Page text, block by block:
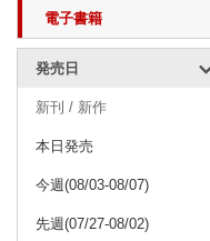
電子書籍
発売日
新刊 / 新作
本日発売
今週(08/03-08/07)
先週(07/27-08/02)